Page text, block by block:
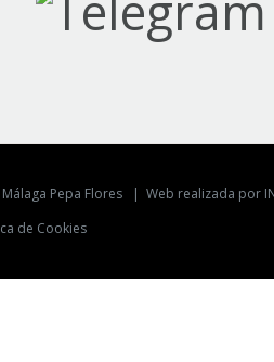
Málaga Pepa Flores |Web realizada por
de Cookies